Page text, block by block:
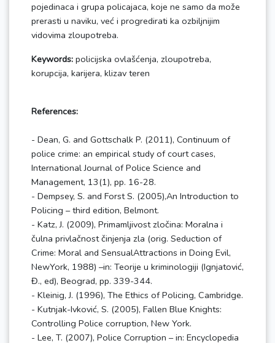
pojedinaca i grupa policajaca, koje ne samo da može
prerasti u naviku, već i progredirati ka ozbiljnijim
vidovima zloupotreba.
Keywords: policijska ovlašćenja, zloupotreba,
korupcija, karijera, klizav teren
References:
- Dean, G. and Gottschalk P. (2011), Continuum of
police crime: an empirical study of court cases,
International Journal of Police Science and
Management, 13(1), pp. 16-28.
- Dempsey, S. and Forst S. (2005),An Introduction to
Policing – third edition, Belmont.
- Katz, J. (2009), Primamljivost zločina: Moralna i
čulna privlačnost činjenja zla (orig. Seduction of
Crime: Moral and SensualAttractions in Doing Evil,
NewYork, 1988) –in: Teorije u kriminologiji (Ignjatović,
Đ., ed), Beograd, pp. 339-344.
- Kleinig, J. (1996), The Ethics of Policing, Cambridge.
- Kutnjak-Ivković, S. (2005), Fallen Blue Knights:
Controlling Police corruption, New York.
- Lee, T. (2007), Police Corruption – in: Encyclopedia